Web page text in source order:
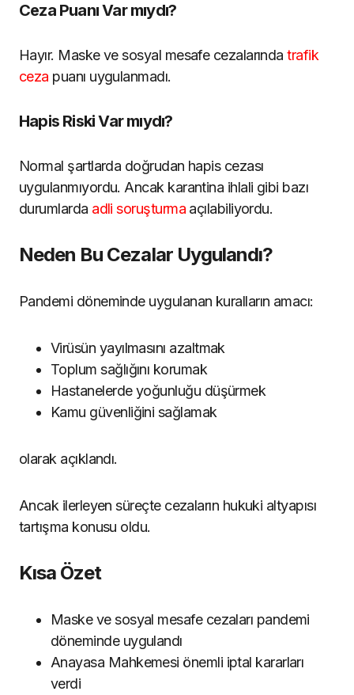
Ceza Puanı Var mıydı?
Hayır. Maske ve sosyal mesafe cezalarındatrafik
ceza puanı uygulanmadı.
Hapis Riski Var mıydı?
Normal şartlarda doğrudan hapis cezası
uygulanmıyordu. Ancak karantina ihlali gibi bazı
durumlarda adli soruşturmaaçılabiliyordu.
Neden Bu Cezalar Uygulandı?
Pandemi döneminde uygulanan kuralların amacı:
Virüsün yayılmasını azaltmak
Toplum sağlığını korumak
Hastanelerde yoğunluğu düşürmek
Kamu güvenliğini sağlamak
olarak açıklandı.
Ancak ilerleyen süreçte cezaların hukuki altyapısı
tartışma konusu oldu.
Kısa Özet
Maske ve sosyal mesafe cezaları pandemi
döneminde uygulandı
Anayasa Mahkemesi önemli iptal kararları
verdi